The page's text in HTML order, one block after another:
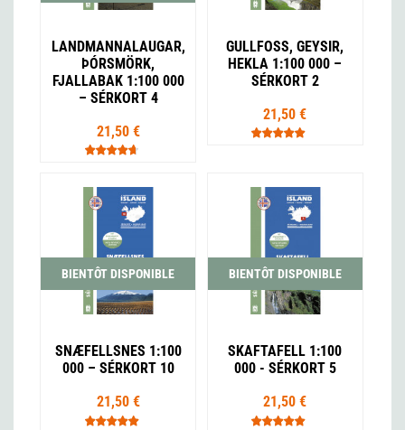
LANDMANNALAUGAR,
ÞÓRSMÖRK,
FJALLABAK 1:100 000
– SÉRKORT 4
21,50 €
GULLFOSS, GEYSIR,
HEKLA 1:100 000 –
SÉRKORT 2
21,50 €
BIENTÔT DISPONIBLE
SNÆFELLSNES 1:100
000 – SÉRKORT 10
21,50 €
BIENTÔT DISPONIBLE
SKAFTAFELL 1:100
000 - SÉRKORT 5
21,50 €